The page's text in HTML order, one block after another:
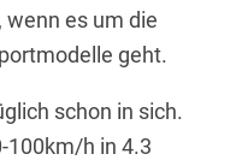
wenn es um die
geht.
schon in sich.
100km/h in 4.3